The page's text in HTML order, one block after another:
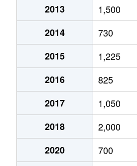
2013
1,500
2014
730
2015
1,225
2016
825
2017
1,050
2018
2,000
2020
700